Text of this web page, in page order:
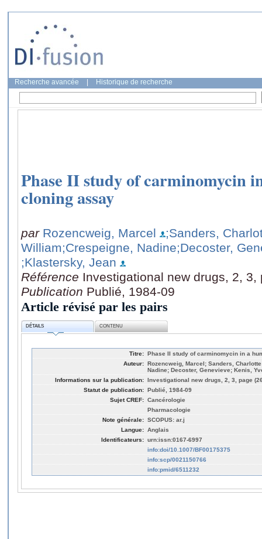
Recherche avancée Historique de recherche
Phase II study of carminomycin
cloning assay
par Rozencweig, Marcel
;Sanders,
William;Crespeigne, Nadine;Decoster,
;Klastersky, Jean
Référence Investigational new drugs, 2, 3,
Publication Publié, 1984-09
Article révisé par les pairs
DÉTAILS CONTENU
Titre: Phase II study of carminomycin in a
Auteur: Rozencweig, Marcel; Sanders,
Nadine; Decoster, Genevieve; Kenis,
Informations sur la publication: Investigational new drugs, 2, 3, page
Statut de publication: Publié, 1984-09
Sujet CREF: Cancérologie
Pharmacologie
Note générale: SCOPUS: ar.j
Langue: Anglais
Identificateurs: urn:issn:0167-6997
info:doi/10.1007/BF00175375
info:scp/0021150766
info:pmid/6511232